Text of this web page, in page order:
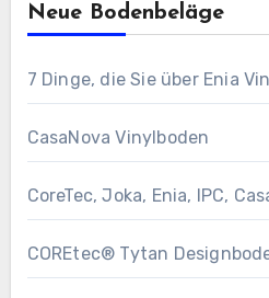
Neue Bodenbeläge
7 Dinge, die Sie über Enia
CasaNova Vinylboden
CoreTec, Joka, Enia, IPC,
COREtec® Tytan